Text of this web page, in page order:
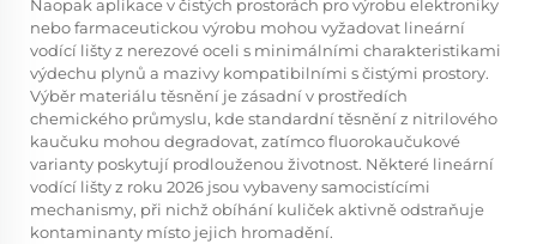
Naopak aplikace v čistých prostorách pro výrobu elektroniky
nebo farmaceutickou výrobu mohou vyžadovat lineární
vodící lišty z nerezové oceli s minimálními charakteristikami
výdechu plynů a mazivy kompatibilními s čistými prostory.
Výběr materiálu těsnění je zásadní v prostředích
chemického průmyslu, kde standardní těsnění z nitrilového
kaučuku mohou degradovat, zatímco fluorokaučukové
varianty poskytují prodlouženou životnost. Některé lineární
vodící lišty z roku 2026 jsou vybaveny samocistícími
mechanismy, při nichž obíhání kuliček aktivně odstraňuje
kontaminanty místo jejich hromadění.